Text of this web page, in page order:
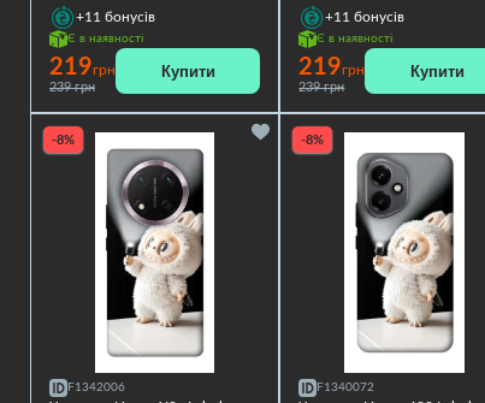
+11 бонусів
Є в наявності
219грн
239 грн
Купити
+11 бонусів
Є в наявності
219грн
239 грн
Купити
-8%
F1342006
-8%
F1340072